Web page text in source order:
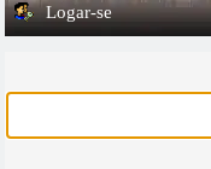
Logar-se